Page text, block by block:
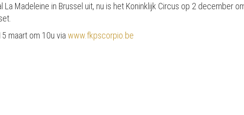
Madeleine in Brussel uit, nu is het Koninklijk Circus op 2 december
maart om 10u via www.fkpscorpio.be